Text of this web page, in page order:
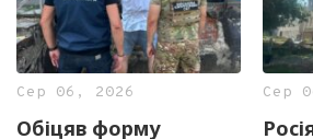
Сер 06, 2026
Обіцяв форму
Сер